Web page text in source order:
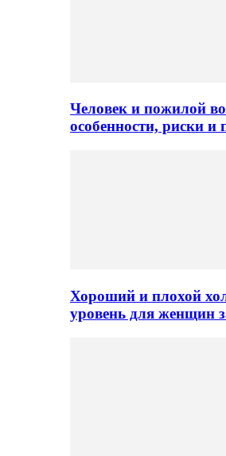
Человек и пожилой
особенности, риски и
Хороший и плохой
уровень для женщин